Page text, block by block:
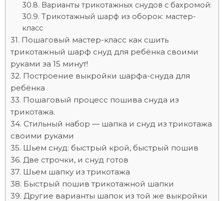
Варианты трикотажных снудов с бахромой:
Трикотажный шарф из оборок: мастер-
класс
Пошаговый мастер-класс как сшить
трикотажный шарф снуд для ребёнка своими
руками за 15 минут!
Построение выкройки шарфа-снуда для
ребёнка
Пошаговый процесс пошива снуда из
трикотажа.
Стильный набор — шапка и снуд из трикотажа
своими руками
Шьем снуд: быстрый крой, быстрый пошив
Две строчки, и снуд готов
Шьем шапку из трикотажа
Быстрый пошив трикотажной шапки
Другие варианты шапок из той же выкройки